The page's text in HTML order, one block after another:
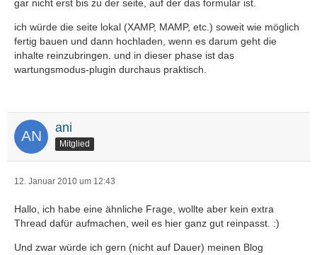
gar nicht erst bis zu der seite, auf der das formular ist.
ich würde die seite lokal (XAMP, MAMP, etc.) soweit wie möglich
fertig bauen und dann hochladen, wenn es darum geht die
inhalte reinzubringen. und in dieser phase ist das
wartungsmodus-plugin durchaus praktisch.
ani
Mitglied
12. Januar 2010 um 12:43
Hallo, ich habe eine ähnliche Frage, wollte aber kein extra
Thread dafür aufmachen, weil es hier ganz gut reinpasst. :)
Und zwar würde ich gern (nicht auf Dauer) meinen Blog